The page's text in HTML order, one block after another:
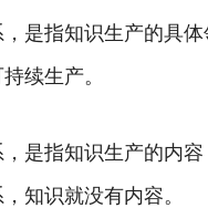
是指知识生产的具
续生产。
是指知识生产的内
知识就没有内容。